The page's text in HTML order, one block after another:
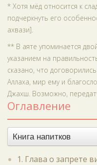
* Хотя мёд относится к
подчеркнуть его
ахвази].
** В аяте упоминается
указанием на
сказано, что
Аллаха, мир ему и
Джахш. Возможно,
Оглавление
Книга напитков
1. Глава о запрете